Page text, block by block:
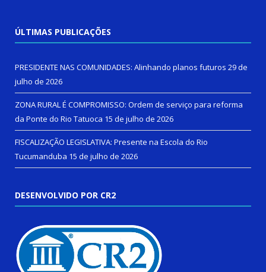
ÚLTIMAS PUBLICAÇÕES
PRESIDENTE NAS COMUNIDADES: Alinhando planos futuros 29 de
julho de 2026
ZONA RURAL É COMPROMISSO: Ordem de serviço para reforma
da Ponte do Rio Tatuoca 15 de julho de 2026
FISCALIZAÇÃO LEGISLATIVA: Presente na Escola do Rio
Tucumanduba 15 de julho de 2026
DESENVOLVIDO POR CR2